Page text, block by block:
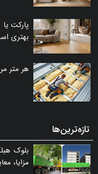
پارکت یا
بهتری
هر متر
تازه‌ترین‌ها
بلوک
مزایا،